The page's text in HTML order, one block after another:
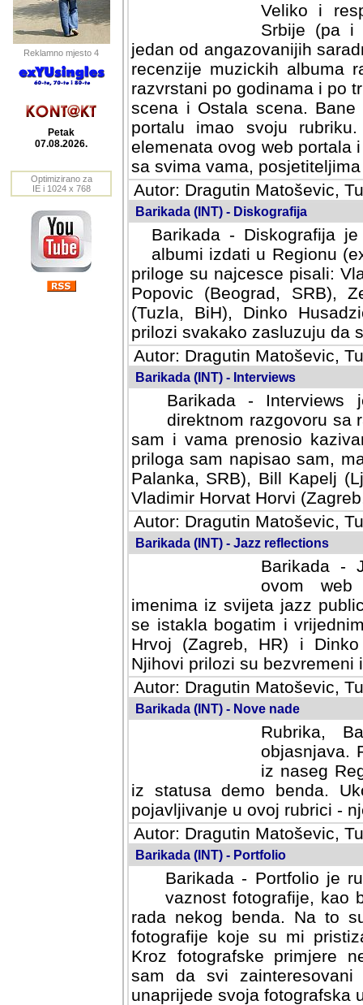
Reklamno mjesto 4
Petak
07.08.2026.
Optimizirano za
IE i 1024 x 768
Veliko i
Srbije (pa i
jedan od angazovanijih
recenzije muzickih albuma
razvrstani po godinama i po
scena i Ostala scena.
portalu imao svoju
elemenata ovog web portala
sa svima vama,
Autor: Dragutin Matoševic,
Barikada (INT) - Diskografija
Barikada - Diskografija
albumi izdati u Regionu
priloge su najcesce pisali:
Popovic (Beograd, SRB),
(Tuzla, BiH), Dinko
prilozi svakako zasluzuju da
Autor: Dragutin Matoševic,
Barikada (INT) - Interviews
Barikada -
direktnom razgovoru sa
sam i vama prenosio
priloga sam napisao sam,
Palanka, SRB), Bill Kapelj
Vladimir Horvat Horvi
Autor: Dragutin Matoševic,
Barikada (INT) - Jazz reflections
Barikada -
ovom web
imenima iz svijeta jazz
se istakla bogatim i
Hrvoj (Zagreb, HR) i
Njihovi prilozi su bezvremeni
Autor: Dragutin Matoševic,
Barikada (INT) - Nove nade
Rubrika,
objasnjava.
iz naseg
iz statusa demo benda.
pojavljivanje u ovoj rubrici -
Autor: Dragutin Matoševic,
Barikada (INT) - Portfolio
Barikada - Portfolio je
vaznost fotografije, kao
rada nekog benda. Na to
fotografije koje su mi
fotografske primjere
svi zainteresovani
svoja fotografska umijeca.